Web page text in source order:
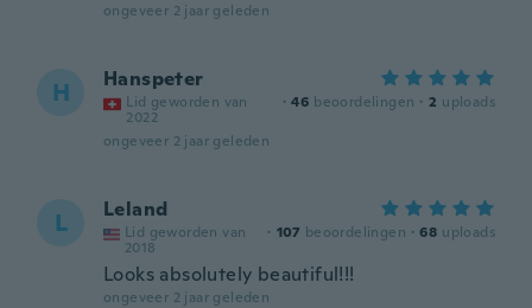
ongeveer 2 jaar geleden
H Hanspeter
Lid geworden van
2022
· 46 beoordelingen · 2 uploads
ongeveer 2 jaar geleden
L Leland
Lid geworden van
2018
· 107 beoordelingen · 68 uploads
Looks absolutely beautiful!!!
ongeveer 2 jaar geleden